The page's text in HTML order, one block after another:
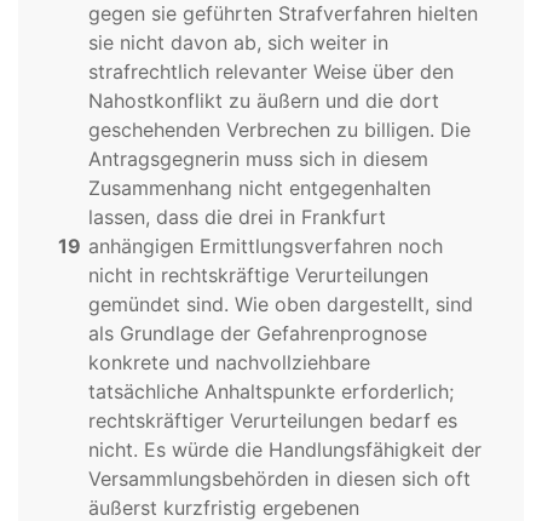
19
gegen sie geführten Strafverfahren hielten
sie nicht davon ab, sich weiter in
strafrechtlich relevanter Weise über den
Nahostkonflikt zu äußern und die dort
geschehenden Verbrechen zu billigen. Die
Antragsgegnerin muss sich in diesem
Zusammenhang nicht entgegenhalten
lassen, dass die drei in Frankfurt
anhängigen Ermittlungsverfahren noch
nicht in rechtskräftige Verurteilungen
gemündet sind. Wie oben dargestellt, sind
als Grundlage der Gefahrenprognose
konkrete und nachvollziehbare
tatsächliche Anhaltspunkte erforderlich;
rechtskräftiger Verurteilungen bedarf es
nicht. Es würde die Handlungsfähigkeit der
Versammlungsbehörden in diesen sich oft
äußerst kurzfristig ergebenen